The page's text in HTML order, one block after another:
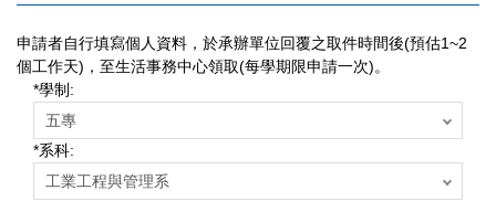
申請者自行填寫個人資料，於承辦單位回覆之取件時間後(預估1~2
個工作天)，至生活事務中心領取(每學期限申請一次)。
*學制:
*系科: